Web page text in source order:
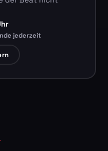
jederzeit